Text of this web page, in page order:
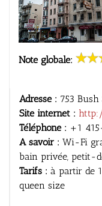
Note globale:
Adresse : 753 Bush
Site internet :
Téléphone : +1
A savoir : Wi-Fi
bain privée, petit-
Tarifs : à partir de
queen size